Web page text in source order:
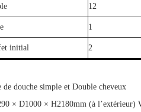
12
1
initial 2
de douche simple et Double cheveux
× D1000 × H2180mm (à l’extérieur)